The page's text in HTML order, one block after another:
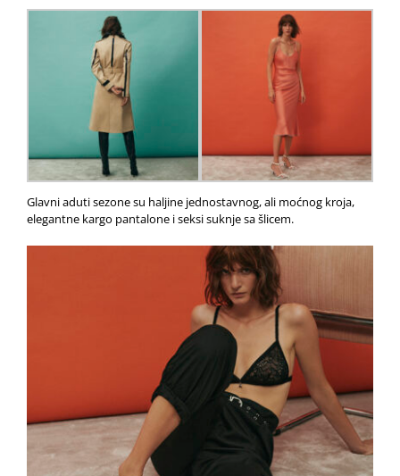
Glavni aduti sezone su haljine jednostavnog, ali moćnog kroja,
elegantne kargo pantalone i seksi suknje sa šlicem.